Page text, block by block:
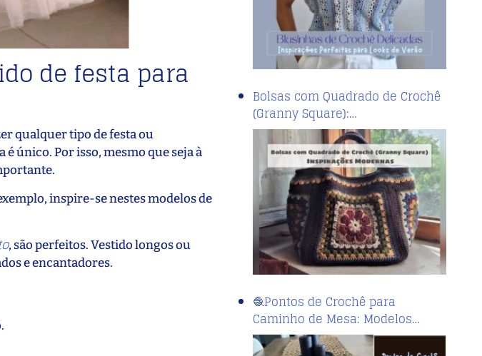
de festa para
qualquer tipo de festa ou
único. Por isso, mesmo que seja à
inspire-se nestes modelos de
, são perfeitos. Vestido longos ou
e encantadores.
Bolsas com Quadrado de Crochê
(Granny Square):…
🧶Pontos de Crochê para
Caminho de Mesa: Modelos…